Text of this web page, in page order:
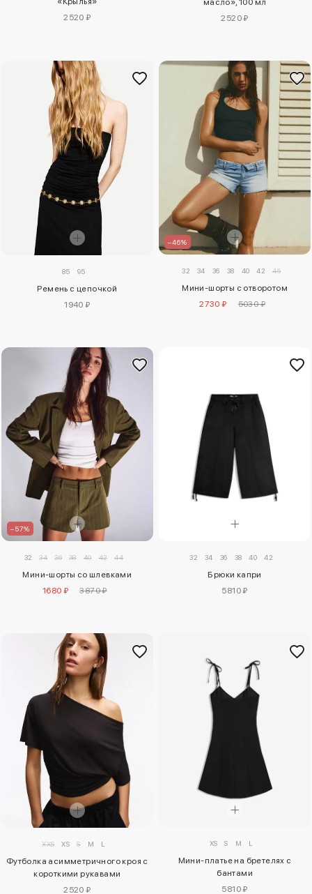
2520 ₽
масло», 100 мл
2520 ₽
85 95
Ремень с цепочкой
1940 ₽
–46%
32 34 36 38 40 42 46
Мини-шорты с отворотом
2730 ₽
5030 ₽
–57%
32 34 36 38 40 42 44
Мини-шорты со шлевками
1680 ₽
3870 ₽
32 34 36 38 40 42
Брюки капри
5810 ₽
XXS XS S M L
Футболка асимметричного кроя с
короткими рукавами
2520 ₽
XS S M L
Мини-платье на бретелях с
бантами
5810 ₽